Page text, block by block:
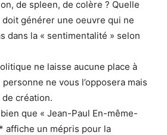
de spleen, de colère ? Quelle
générer une oeuvre qui ne
dans la « sentimentalité » selon
ne laisse aucune place à
personne ne vous l’opposera mais
création.
que « Jean-Paul En-même-
affiche un mépris pour la